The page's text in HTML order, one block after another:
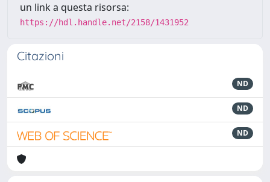
un link a questa risorsa:
https://hdl.handle.net/2158/1431952
Citazioni
ND
ND
ND